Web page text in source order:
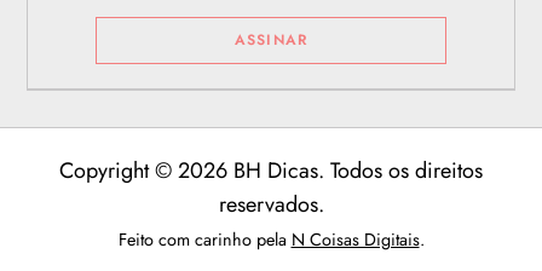
Copyright © 2026 BH Dicas. Todos os direitos
reservados.
Feito com carinho pela N Coisas Digitais.